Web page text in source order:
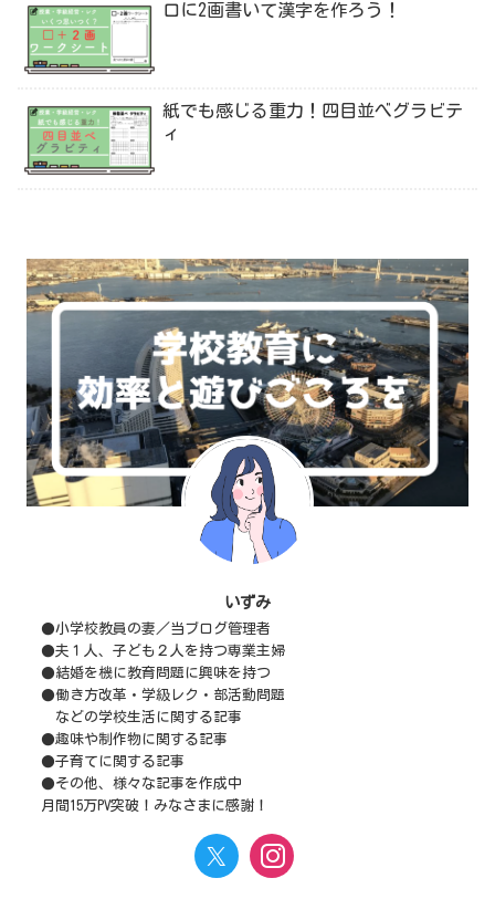
口に2画書いて漢字を作ろう！
紙でも感じる重力！四目並べグラビテ
ィ
いずみ
●小学校教員の妻／当ブログ管理者
●夫１人、子ども２人を持つ専業主婦
●結婚を機に教育問題に興味を持つ
●働き方改革・学級レク・部活動問題
などの学校生活に関する記事
●趣味や制作物に関する記事
●子育てに関する記事
●その他、様々な記事を作成中
月間15万PV突破！みなさまに感謝！